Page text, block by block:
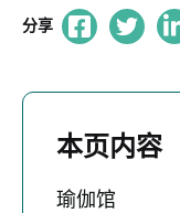
分享
本页内容
瑜伽馆